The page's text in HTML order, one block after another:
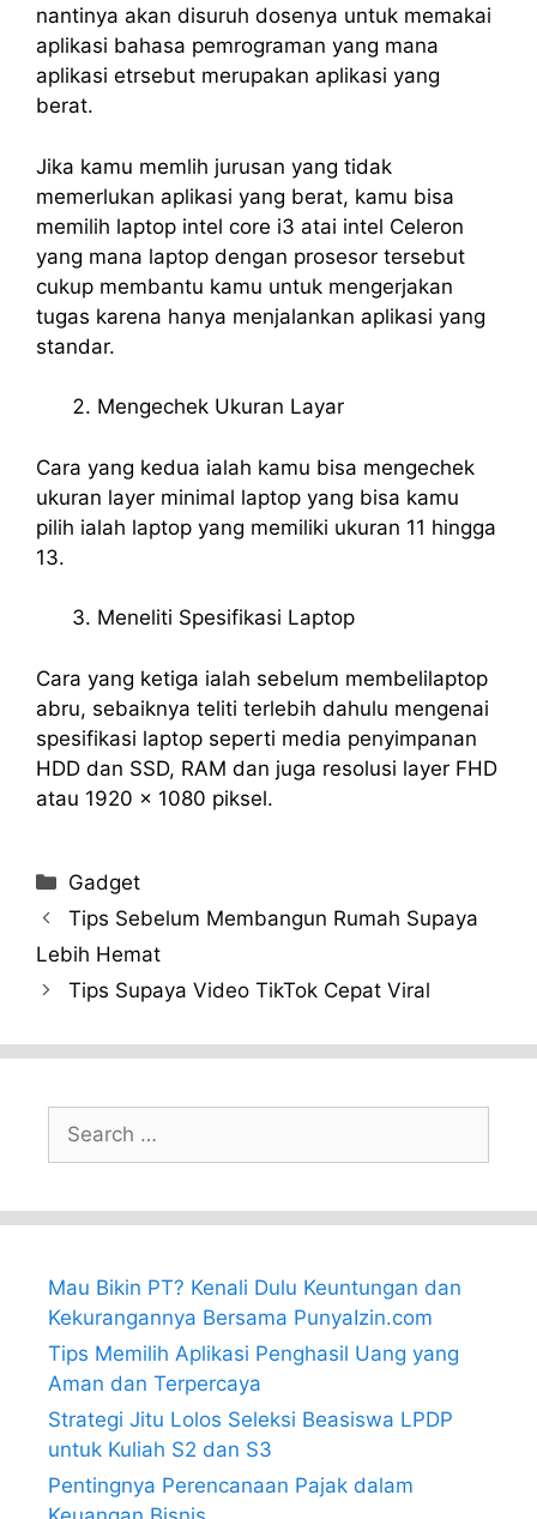
nantinya akan disuruh dosenya untuk memakai
aplikasi bahasa pemrograman yang mana
aplikasi etrsebut merupakan aplikasi yang
berat.
Jika kamu memlih jurusan yang tidak
memerlukan aplikasi yang berat, kamu bisa
memilih laptop intel core i3 atai intel Celeron
yang mana laptop dengan prosesor tersebut
cukup membantu kamu untuk mengerjakan
tugas karena hanya menjalankan aplikasi yang
standar.
Mengechek Ukuran Layar
Cara yang kedua ialah kamu bisa mengechek
ukuran layer minimal laptop yang bisa kamu
pilih ialah laptop yang memiliki ukuran 11 hingga
13.
Meneliti Spesifikasi Laptop
Cara yang ketiga ialah sebelum membelilaptop
abru, sebaiknya teliti terlebih dahulu mengenai
spesifikasi laptop seperti media penyimpanan
HDD dan SSD, RAM dan juga resolusi layer FHD
atau 1920 x 1080 piksel.
Categories
Gadget
Tips Sebelum Membangun Rumah Supaya
Lebih Hemat
Tips Supaya Video TikTok Cepat Viral
Search
for:
Mau Bikin PT? Kenali Dulu Keuntungan dan
Kekurangannya Bersama PunyaIzin.com
Tips Memilih Aplikasi Penghasil Uang yang
Aman dan Terpercaya
Strategi Jitu Lolos Seleksi Beasiswa LPDP
untuk Kuliah S2 dan S3
Pentingnya Perencanaan Pajak dalam